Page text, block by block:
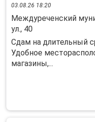
03.08.26 18:20
Междуреченский
ул., 40
Сдам на длительный
Удобное
магазины,...